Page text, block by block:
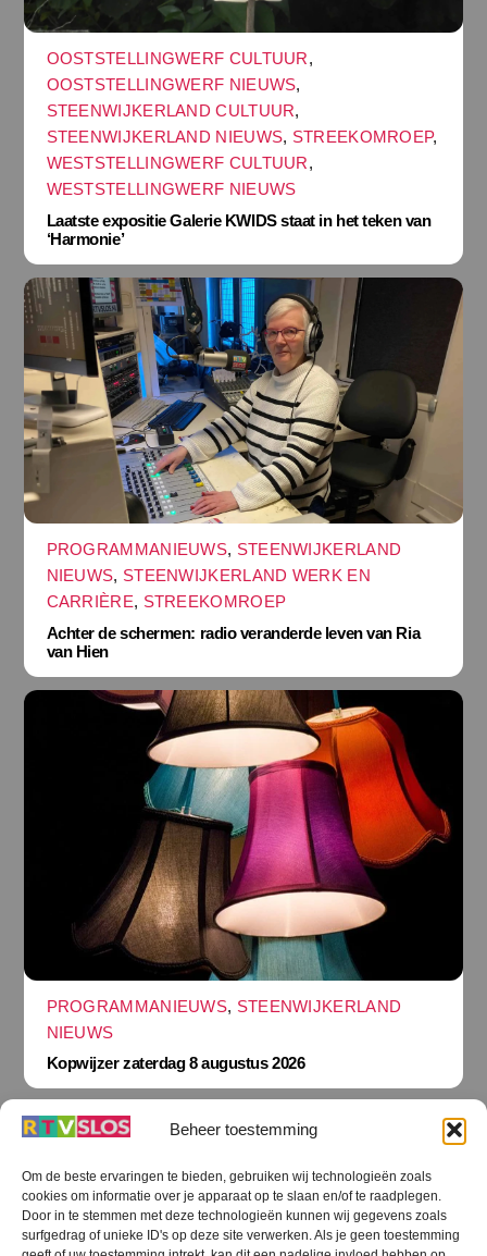
Beheer toestemming
Om de beste ervaringen te bieden, gebruiken wij technologieën zoals
cookies om informatie over je apparaat op te slaan en/of te raadplegen.
Door in te stemmen met deze technologieën kunnen wij gegevens zoals
surfgedrag of unieke ID's op deze site verwerken. Als je geen toestemming
OOSTSTELLINGWERF CULTUUR,
OOSTSTELLINGWERF NIEUWS,
STEENWIJKERLAND CULTUUR,
STEENWIJKERLAND NIEUWS, STREEKOMROEP,
WESTSTELLINGWERF CULTUUR,
WESTSTELLINGWERF NIEUWS
Laatste expositie Galerie KWIDS staat in het teken van
‘Harmonie’
PROGRAMMANIEUWS, STEENWIJKERLAND
NIEUWS, STEENWIJKERLAND WERK EN
CARRIÈRE, STREEKOMROEP
Achter de schermen: radio veranderde leven van Ria
van Hien
PROGRAMMANIEUWS, STEENWIJKERLAND
NIEUWS
Kopwijzer zaterdag 8 augustus 2026
Terug
naar
boven